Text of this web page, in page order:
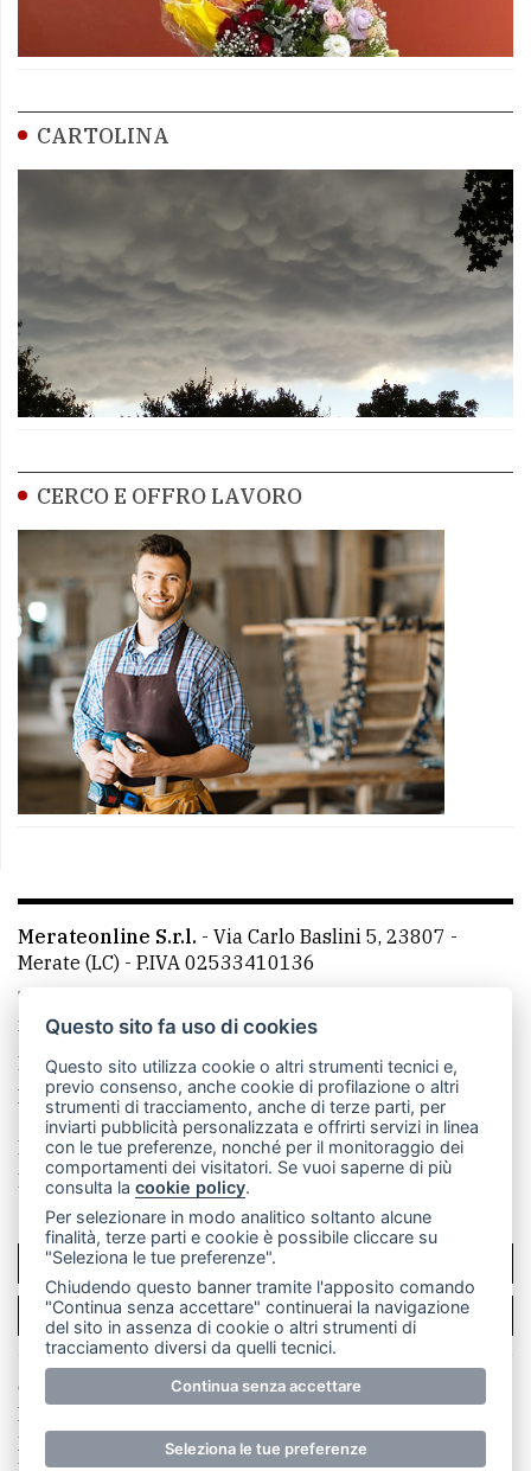
CARTOLINA
CERCO E OFFRO LAVORO
Merateonline S.r.l. - Via Carlo Baslini 5, 23807 -
Merate (LC) - P.IVA 02533410136
Telefono:
mail: redazione@merateonline.it
La redazione
CasateOnline LeccoOnline
RSS
Made by VIP
Privacy policy
Cookie policy
Rivedi le tue scelte sui cookie
SCRIVICI
PER LA TUA PUBBLICITÀ
© Copyright Merateonline S.r.l. - Tutti i diritti riservati.
E' proibita la riproduzione e pubblicazione anche
parziale di testi, articoli e immagini senza la
preventiva autorizzazione scritta dell'editore. RI Lecco
Questo sito fa uso di cookies
Questo sito utilizza cookie o altri strumenti tecnici e,
previo consenso, anche cookie di profilazione o altri
strumenti di tracciamento, anche di terze parti, per
inviarti pubblicità personalizzata e offrirti servizi in linea
con le tue preferenze, nonché per il monitoraggio dei
comportamenti dei visitatori. Se vuoi saperne di più
consulta lacookie policy.
Per selezionare in modo analitico soltanto alcune
finalità, terze parti e cookie è possibile cliccare su
"Seleziona le tue preferenze".
Chiudendo questo banner tramite l'apposito comando
"Continua senza accettare" continuerai la navigazione
del sito in assenza di cookie o altri strumenti di
tracciamento diversi da quelli tecnici.
Continua senza accettare
Seleziona le tue preferenze